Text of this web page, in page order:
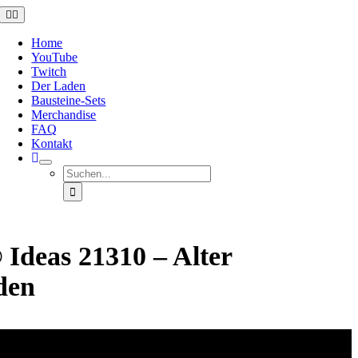
Zum
Inhalt
springen
Toggle
Navigation
Home
YouTube
Twitch
Der Laden
Bausteine-Sets
Merchandise
FAQ
Kontakt
Suche
nach:
21310 – Alter